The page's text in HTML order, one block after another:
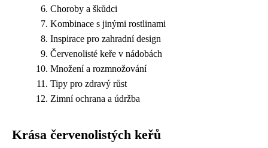
Choroby a škůdci
Kombinace s jinými rostlinami
Inspirace pro zahradní design
Červenolisté keře v nádobách
Množení a rozmnožování
Tipy pro zdravý růst
Zimní ochrana a údržba
Krása červenolistých keřů